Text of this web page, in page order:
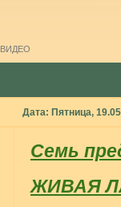
ВИДЕО
Дата: Пятница,
Семь
ЖИВАЯ